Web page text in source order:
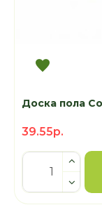
Доска пола
39.55р.